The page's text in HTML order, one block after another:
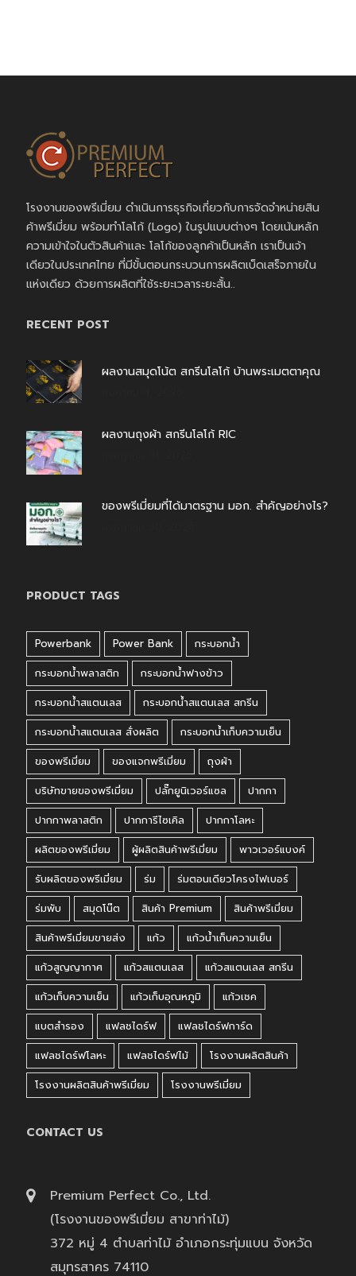
โรงงานของพรีเมี่ยม ดำเนินการธุรกิจเกี่ยวกับการจัดจำหน่ายสิน
ค้าพรีเมี่ยม พร้อมทำโลโก้ (Logo) ในรูปแบบต่างๆ โดยเน้นหลัก
ความเข้าใจในตัวสินค้าและ โลโก้ของลูกค้าเป็นหลัก เราเป็นเจ้า
เดียวในประเทศไทย ที่มีขั้นตอนกระบวนการผลิตเบ็ดเสร็จภายใน
แห่งเดียว ด้วยการผลิตที่ใช้ระยะเวลาระยะสั้น..
RECENT POST
ผลงานสมุดโน้ต สกรีนโลโก้ บ้านพระเมตตาคุณ
ผลงานถุงผ้า สกรีนโลโก้ RIC
ของพรีเมี่ยมที่ได้มาตรฐาน มอก. สำคัญอย่างไร?
PRODUCT TAGS
Powerbank Power Bank
กระบอกน้ำ
กระบอกน้ำพลาสติก
กระบอกน้ำฟางข้าว
กระบอกน้ำสแตนเลส
กระบอกน้ำสแตนเลส สกรีน
กระบอกน้ำสแตนเลส สั่งผลิต
กระบอกน้ำเก็บความเย็น
ของพรีเมี่ยม
ของแจกพรีเมี่ยม
ถุงผ้า
บริษัทขายของพรีเมี่ยม
ปลั๊กยูนิเวอร์แซล
ปากกา
ปากกาพลาสติก
ปากการีไซเคิล
ปากกาโลหะ
ผลิตของพรีเมี่ยม
ผู้ผลิตสินค้าพรีเมี่ยม
พาวเวอร์แบงค์
รับผลิตของพรีเมี่ยม
ร่ม
ร่มตอนเดียวโครงไฟเบอร์
ร่มพับ
สมุดโน๊ต สินค้า Premium
สินค้าพรีเมี่ยม
สินค้าพรีเมี่ยมขายส่ง
แก้ว
แก้วน้ำเก็บความเย็น
แก้วสูญญากาศ
แก้วสแตนเลส
แก้วสแตนเลส สกรีน
แก้วเก็บความเย็น
แก้วเก็บอุณหภูมิ
แก้วเชค
แบตสำรอง
แฟลชไดร์ฟ
แฟลชไดร์ฟการ์ด
แฟลชไดร์ฟโลหะ
แฟลชไดร์ฟไม้
โรงงานผลิตสินค้า
โรงงานผลิตสินค้าพรีเมี่ยม
โรงงานพรีเมี่ยม
CONTACT US
Premium Perfect Co., Ltd.
(โรงงานของพรีเมี่ยม สาขาท่าไม้)
372 หมู่ 4 ตำบลท่าไม้ อำเภอกระทุ่มแบน จังหวัด
สมุทรสาคร 74110